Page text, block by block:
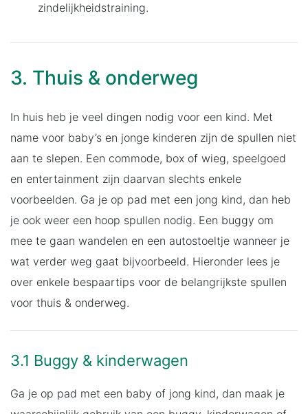
zindelijkheidstraining.
3. Thuis & onderweg
In huis heb je veel dingen nodig voor een kind. Met
name voor baby’s en jonge kinderen zijn de spullen niet
aan te slepen. Een commode, box of wieg, speelgoed
en entertainment zijn daarvan slechts enkele
voorbeelden. Ga je op pad met een jong kind, dan heb
je ook weer een hoop spullen nodig. Een buggy om
mee te gaan wandelen en een autostoeltje wanneer je
wat verder weg gaat bijvoorbeeld. Hieronder lees je
over enkele bespaartips voor de belangrijkste spullen
voor thuis & onderweg.
3.1 Buggy & kinderwagen
Ga je op pad met een baby of jong kind, dan maak je